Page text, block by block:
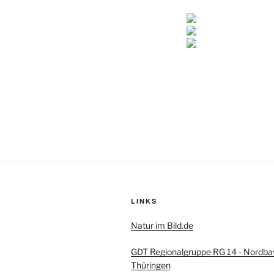
LINKS
Natur im Bild.de
GDT Regionalgruppe RG 14 -
Thüringen